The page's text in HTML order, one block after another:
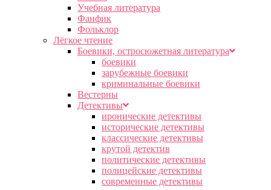
Учебная литература
Фанфик
Фольклор
Лёгкое чтение
Боевики, остросюжетная литература
боевики
зарубежные боевики
криминальные боевики
Вестерны
Детективы
иронические детективы
исторические детективы
классические детективы
крутой детектив
политические детективы
полицейские детективы
современные детективы